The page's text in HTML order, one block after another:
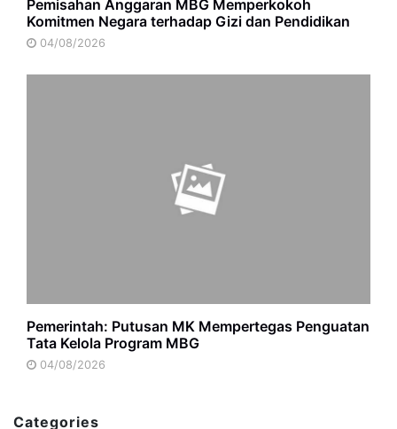
Pemisahan Anggaran MBG Memperkokoh
Komitmen Negara terhadap Gizi dan Pendidikan
04/08/2026
Pemerintah: Putusan MK Mempertegas Penguatan
Tata Kelola Program MBG
04/08/2026
Categories